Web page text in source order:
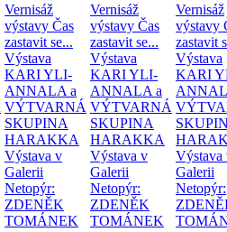
Vernisáž
výstavy Čas
zastavit se...
Výstava
KARI YLI-
ANNALA a
VÝTVARNÁ
SKUPINA
HARAKKA
Výstava v
Galerii
Netopýr:
ZDENĚK
TOMÁNEK
Vernisáž
výstavy Čas
zastavit se...
Výstava
KARI YLI-
ANNALA a
VÝTVARNÁ
SKUPINA
HARAKKA
Výstava v
Galerii
Netopýr:
ZDENĚK
TOMÁNEK
Vernisáž
výstavy
zastavit
Výstava
KARI
Výstava
Galerii
Netopýr: